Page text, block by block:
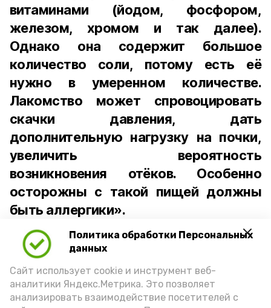
Политика обработки Персональных
данных
Сайт использует cookie и инструмент веб-
аналитики Яндекс.Метрика. Это позволяет
анализировать взаимодействие посетителей с
витаминами (йодом, фосфором,
железом, хромом и так далее).
Однако она содержит большое
количество соли, потому есть её
нужно в умеренном количестве.
Лакомство может спровоцировать
скачки давления, дать
дополнительную нагрузку на почки,
увеличить вероятность
возникновения отёков. Особенно
осторожны с такой пищей должны
быть аллергики».
Для взрослого человека безопасной
порцией икры считается 30-50 граммов
(2-3 ложки). При этом следует обратить
внимание на хлеб, с которым она
подаётся: лучше выбирать